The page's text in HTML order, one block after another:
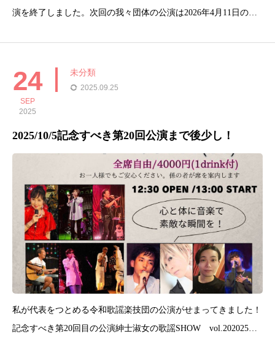
演を終了しました。次回の我々団体の公演は2026年4月11日の昼
24
SEP
2025
未分類
2025.09.25
2025/10/5記念すべき第20回公演まで後少し！
私が代表をつとめる令和歌謡楽技団の公演がせまってきました！
記念すべき第20回目の公演紳士淑女の歌謡SHOW vol.202025年1